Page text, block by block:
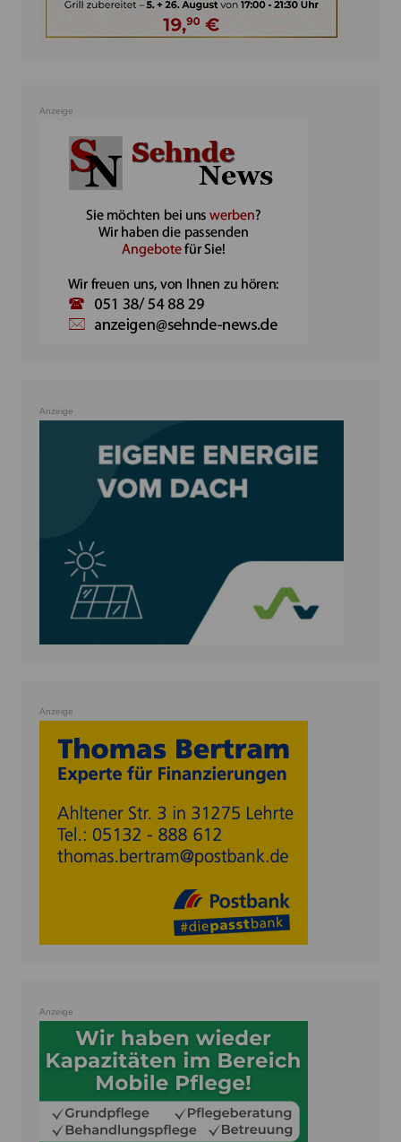
Anzeige
Anzeige
Anzeige
Anzeige